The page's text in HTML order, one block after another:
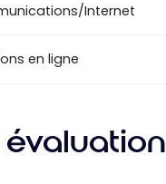
Internet
en ligne